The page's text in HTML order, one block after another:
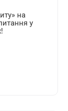
на
у